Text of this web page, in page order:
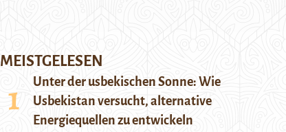
MEISTGELESEN
Unter der usbekischen Sonne: Wie
Usbekistan versucht, alternative
Energiequellen zu entwickeln